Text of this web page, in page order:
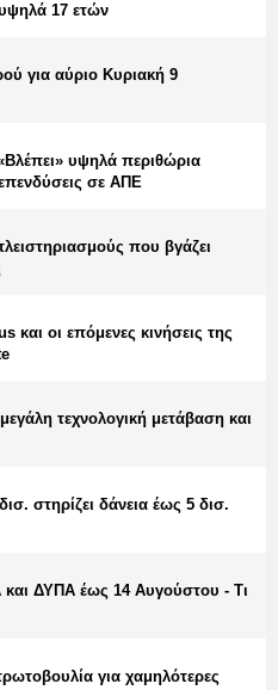
17 ετών
για αύριο Κυριακή 9
υψηλά περιθώρια
σε ΑΠΕ
που βγάζει
και οι επόμενες κινήσεις της
τεχνολογική μετάβαση και
στηρίζει δάνεια έως 5 δισ.
ΔΥΠΑ έως 14 Αυγούστου - Τι
για χαμηλότερες